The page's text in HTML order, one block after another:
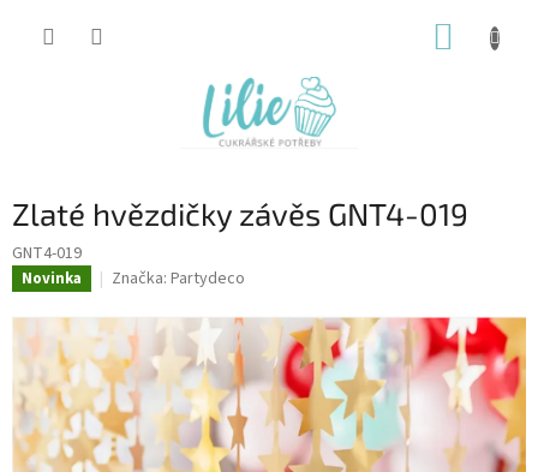
Zlaté hvězdičky závěs GNT4-019
GNT4-019
Novinka Značka: Partydeco